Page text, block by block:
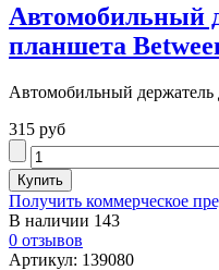
Автомобильный
планшета
Автомобильный держатель
315 руб
Получить коммерческое
В наличии 143
0 отзывов
Артикул: 139080